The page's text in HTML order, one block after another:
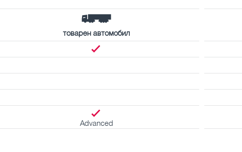
товарен автомобил
Advanced